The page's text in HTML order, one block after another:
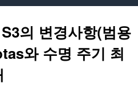
의 변경사항(범용
와 수명 주기 최